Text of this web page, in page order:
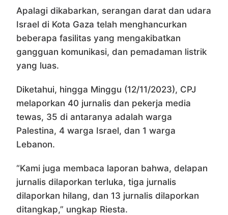
Apalagi dikabarkan, serangan darat dan udara
Israel di Kota Gaza telah menghancurkan
beberapa fasilitas yang mengakibatkan
gangguan komunikasi, dan pemadaman listrik
yang luas.
Diketahui, hingga Minggu (12/11/2023), CPJ
melaporkan 40 jurnalis dan pekerja media
tewas, 35 di antaranya adalah warga
Palestina, 4 warga Israel, dan 1 warga
Lebanon.
“Kami juga membaca laporan bahwa, delapan
jurnalis dilaporkan terluka, tiga jurnalis
dilaporkan hilang, dan 13 jurnalis dilaporkan
ditangkap,” ungkap Riesta.